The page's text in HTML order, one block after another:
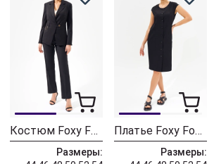
Костюм Foxy Fox 1503 черный
Размеры:
Платье Foxy Fox 1550 черный
Размеры: